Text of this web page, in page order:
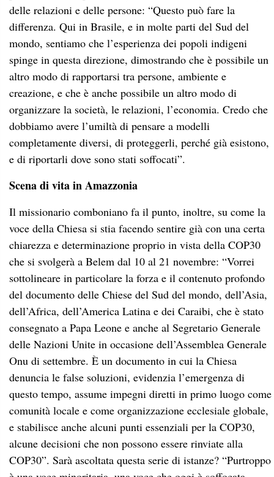
delle relazioni e delle persone: “Questo può fare la
differenza. Qui in Brasile, e in molte parti del Sud del
mondo, sentiamo che l’esperienza dei popoli indigeni
spinge in questa direzione, dimostrando che è possibile un
altro modo di rapportarsi tra persone, ambiente e
creazione, e che è anche possibile un altro modo di
organizzare la società, le relazioni, l’economia. Credo che
dobbiamo avere l’umiltà di pensare a modelli
completamente diversi, di proteggerli, perché già esistono,
e di riportarli dove sono stati soffocati”.
Scena di vita in Amazzonia
Il missionario comboniano fa il punto, inoltre, su come la
voce della Chiesa si stia facendo sentire già con una certa
chiarezza e determinazione proprio in vista della COP30
che si svolgerà a Belem dal 10 al 21 novembre: “Vorrei
sottolineare in particolare la forza e il contenuto profondo
del documento delle Chiese del Sud del mondo, dell’Asia,
dell’Africa, dell’America Latina e dei Caraibi, che è stato
consegnato a Papa Leone e anche al Segretario Generale
delle Nazioni Unite in occasione dell’Assemblea Generale
Onu di settembre. È un documento in cui la Chiesa
denuncia le false soluzioni, evidenzia l’emergenza di
questo tempo, assume impegni diretti in primo luogo come
comunità locale e come organizzazione ecclesiale globale,
e stabilisce anche alcuni punti essenziali per la COP30,
alcune decisioni che non possono essere rinviate alla
COP30”. Sarà ascoltata questa serie di istanze? “Purtroppo